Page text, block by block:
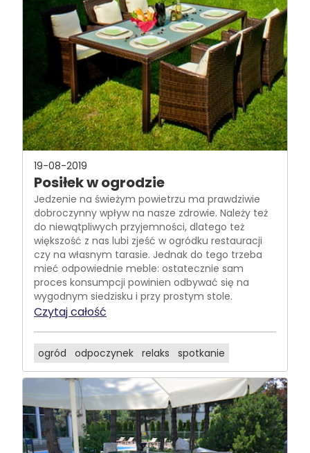
19-08-2019
Posiłek w ogrodzie
Jedzenie na świeżym powietrzu ma prawdziwie
dobroczynny wpływ na nasze zdrowie. Należy też
do niewątpliwych przyjemności, dlatego też
większość z nas lubi zjeść w ogródku restauracji
czy na własnym tarasie. Jednak do tego trzeba
mieć odpowiednie meble: ostatecznie sam
proces konsumpcji powinien odbywać się na
wygodnym siedzisku i przy prostym stole.
Czytaj całość
ogród odpoczynek relaks spotkanie